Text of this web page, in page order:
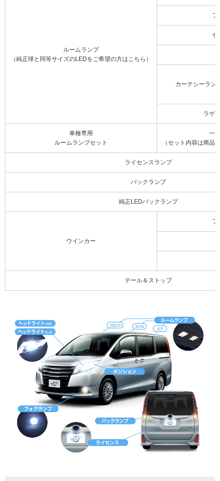
ルームランプ
（純正球と同等サイズのLEDをご希望の方はこちら）
フ
セ
カーテシーラン
ラゲ
車種専用
ルームランプセット
一
（セット内容は商品
ライセンスランプ
バックランプ
純正LEDバックランプ
ウインカー
フ
テール＆ストップ